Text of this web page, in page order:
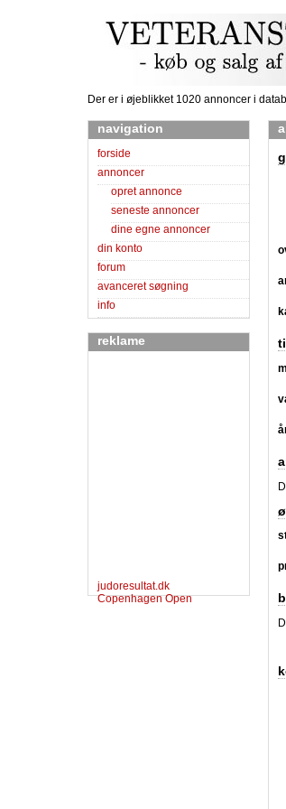
Der er i øjeblikket 1020 annoncer i
navigation
forside
annoncer
opret annonce
seneste annoncer
dine egne annoncer
din konto
forum
avanceret søgning
info
reklame
judoresultat.dk
Copenhagen Open